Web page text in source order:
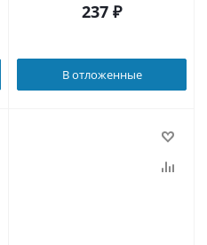
237 ₽
В отложенные